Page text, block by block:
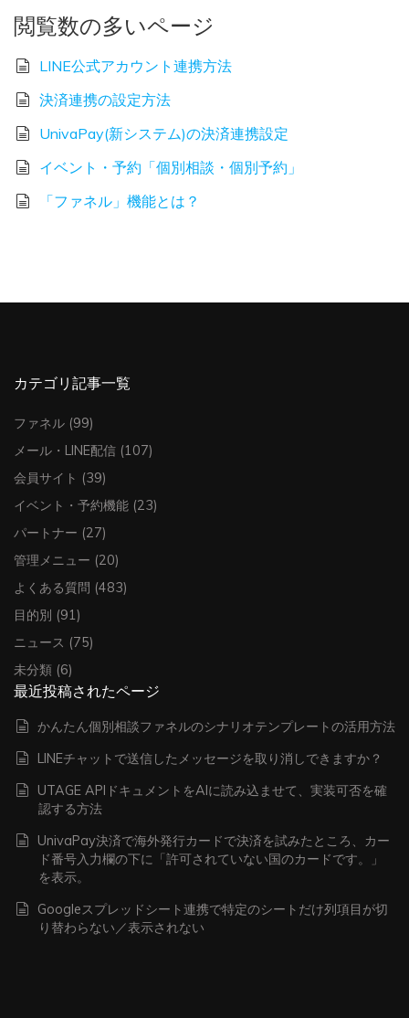
閲覧数の多いページ
LINE公式アカウント連携方法
決済連携の設定方法
UnivaPay(新システム)の決済連携設定
イベント・予約「個別相談・個別予約」
「ファネル」機能とは？
カテゴリ記事一覧
ファネル (99)
メール・LINE配信 (107)
会員サイト (39)
イベント・予約機能 (23)
パートナー (27)
管理メニュー (20)
よくある質問 (483)
目的別 (91)
ニュース (75)
未分類 (6)
最近投稿されたページ
かんたん個別相談ファネルのシナリオテンプレートの活用方法
LINEチャットで送信したメッセージを取り消しできますか？
UTAGE APIドキュメントをAIに読み込ませて、実装可否を確
認する方法
UnivaPay決済で海外発行カードで決済を試みたところ、カー
ド番号入力欄の下に「許可されていない国のカードです。」
を表示。
Googleスプレッドシート連携で特定のシートだけ列項目が切
り替わらない／表示されない